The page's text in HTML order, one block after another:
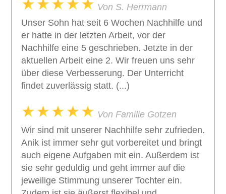
Von S. Herrmann
Unser Sohn hat seit 6 Wochen Nachhilfe und
er hatte in der letzten Arbeit, vor der
Nachhilfe eine 5 geschrieben. Jetzte in der
aktuellen Arbeit eine 2. Wir freuen uns sehr
über diese Verbesserung. Der Unterricht
findet zuverlässig statt. (...)
Von Familie Gotzen
Wir sind mit unserer Nachhilfe sehr zufrieden.
Anik ist immer sehr gut vorbereitet und bringt
auch eigene Aufgaben mit ein. Außerdem ist
sie sehr geduldig und geht immer auf die
jeweilige Stimmung unserer Tochter ein.